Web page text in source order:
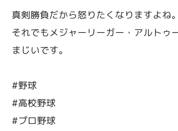
真剣勝負だから怒りたくなりますよね。
それでもメジャーリーガー・アルトゥ
まじいです。
#野球
#高校野球
#プロ野球